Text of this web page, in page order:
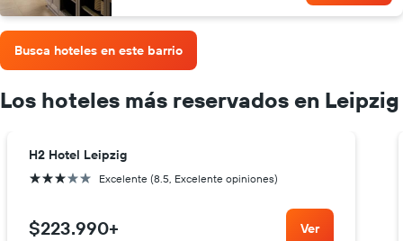
Busca hoteles en este barrio
Los hoteles más reservados en Leipzig
H2 Hotel Leipzig
3 estrellas Excelente (8.5, Excelente opiniones)
$223.990+ Ver